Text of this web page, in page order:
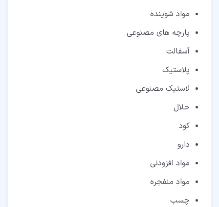
مواد شوینده
پارچه های مصنوعی
آسفالت
پلاستیک
لاستیک مصنوعی
حلال
کود
دارو
مواد افزودنی
مواد منفجره
چسب